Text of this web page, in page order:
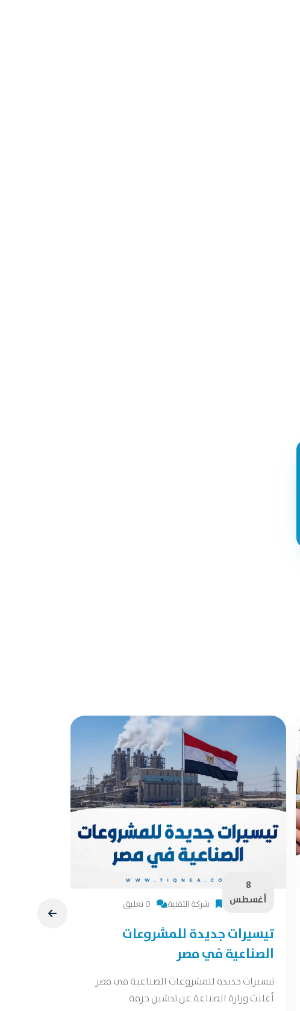
8
أغسطس
شركة التقنية 0 تعليق
تيسيرات جديدة للمشروعات
الصناعية في مصر
تيسيرات جديدة للمشروعات الصناعية في مصر
أعلنت وزارة الصناعة عن تدشين حزمة